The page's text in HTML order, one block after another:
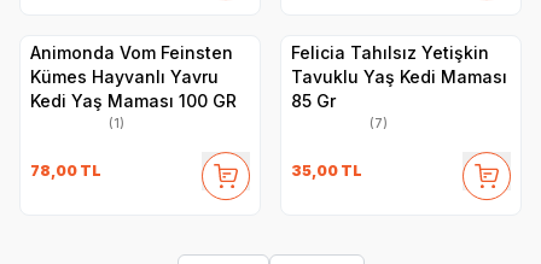
Animonda Vom Feinsten
Kümes Hayvanlı Yavru
Kedi Yaş Maması 100 GR
(1)
78,00 TL
Felicia Tahılsız Yetişkin
Tavuklu Yaş Kedi Maması
85 Gr
(7)
35,00 TL